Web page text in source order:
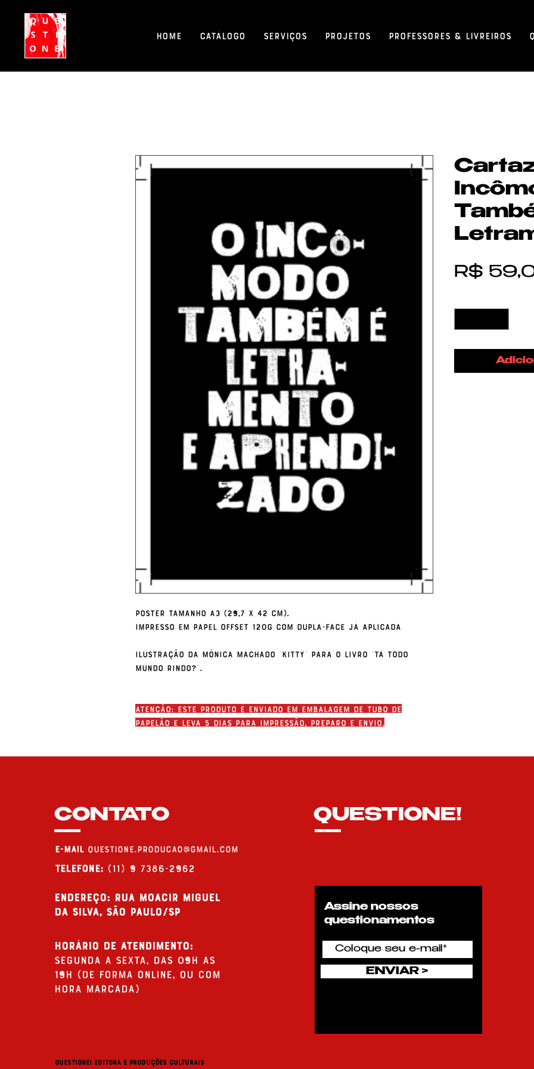
Home Catálogo Serviços Projetos Professores & Livreiros
Poster tamanho A3 (29,7 x 42 cm).
Impresso em papel offset 120g com dupla-face já aplicada
Ilustração da Mônica Machado "Kitty" para o livro "Tá Todo
Mundo Rindo?".
ATENÇÃO: Este produto é enviado em embalagem de tubo de
papelão e leva 5 dias para impressão, preparo e envio.
R$
CONTATO
E-MAIL questione.producao@gmail.com
Telefone: (11) 9 7386-2962
endereço: Rua Moacir Miguel
da Silva, São Paulo/SP
Horário de Atendimento:
Segunda a Sexta, das 09h às
19h (de forma online, ou com
hora marcada)
QUESTIONE!
Assine nossos
questionamentos
ENVIAR >
QUESTIONE! Editora e Produções Culturais